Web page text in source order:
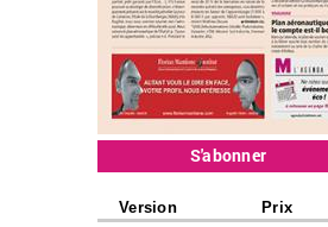
S'abonner
Version Prix